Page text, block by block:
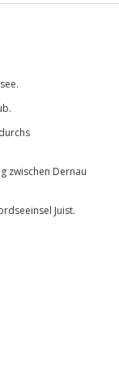
zwischen Dernau
Juist.